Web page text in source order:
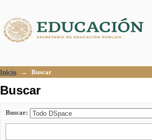
Inicio → Buscar
Buscar
Buscar: